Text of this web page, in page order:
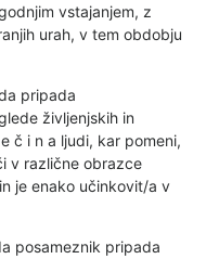
vstajanjem, z
urah, v tem obdobju
pripada
življenjskih in
č i n a ljudi, kar pomeni,
v različne obrazce
je enako učinkovit/a v
posameznik pripada